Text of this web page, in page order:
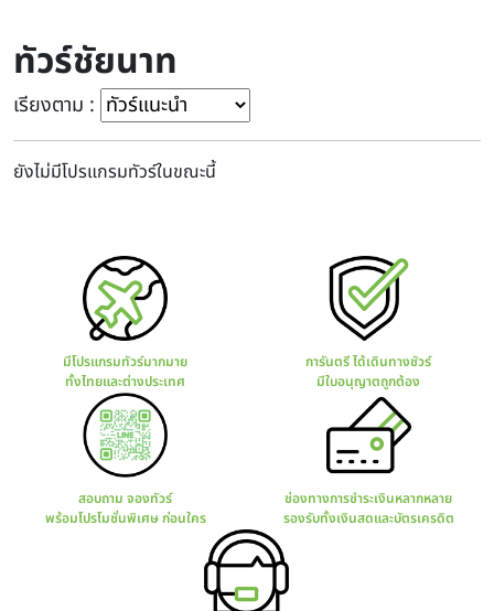
ทัวร์ชัยนาท
เรียงตาม :
ยังไม่มีโปรแกรมทัวร์ในขณะนี้